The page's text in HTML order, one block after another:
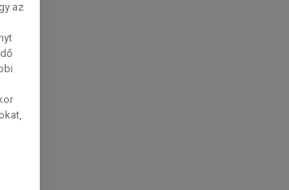
az